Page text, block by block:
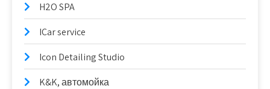
H2O SPA
ICar service
Icon Detailing Studio
K&K, автомойка